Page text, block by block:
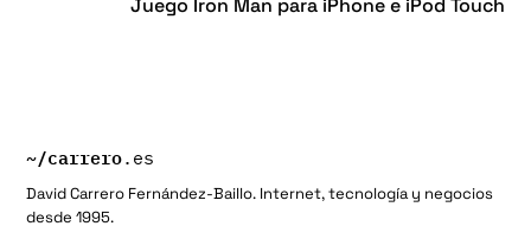
Juego Iron Man para iPhone e iPod Touch
~/carrero.es
David Carrero Fernández-Baillo. Internet, tecnología y negocios
desde 1995.